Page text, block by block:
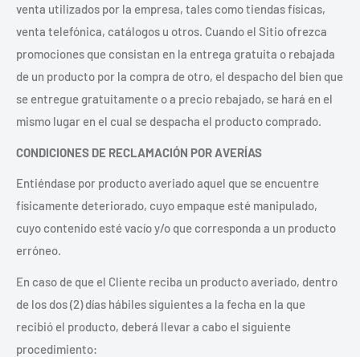
venta utilizados por la empresa, tales como tiendas físicas,
venta telefónica, catálogos u otros. Cuando el Sitio ofrezca
promociones que consistan en la entrega gratuita o rebajada
de un producto por la compra de otro, el despacho del bien que
se entregue gratuitamente o a precio rebajado, se hará en el
mismo lugar en el cual se despacha el producto comprado.
CONDICIONES DE RECLAMACIÓN POR AVERÍAS
Entiéndase por producto averiado aquel que se encuentre
físicamente deteriorado, cuyo empaque esté manipulado,
cuyo contenido esté vacío y/o que corresponda a un producto
erróneo.
En caso de que el Cliente reciba un producto averiado, dentro
de los dos (2) días hábiles siguientes a la fecha en la que
recibió el producto, deberá llevar a cabo el siguiente
procedimiento: